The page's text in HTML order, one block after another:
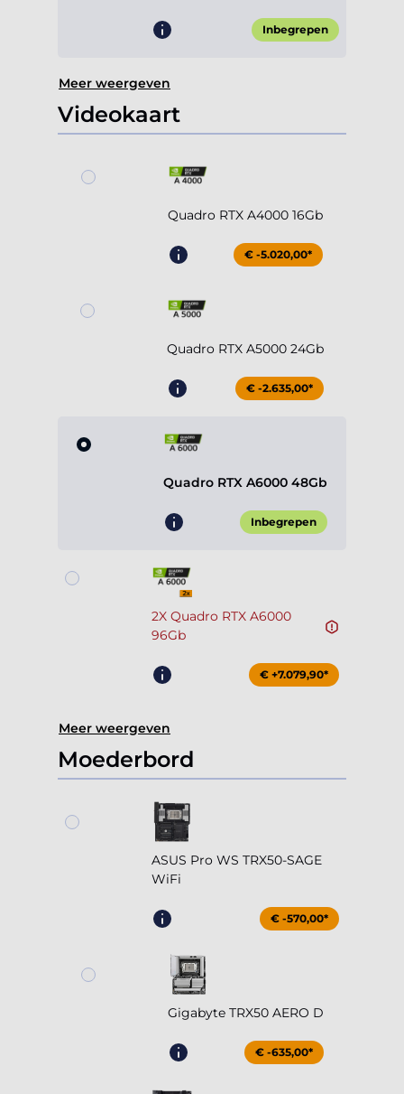
Inbegrepen
Meer weergeven
Videokaart
Quadro RTX A4000 16Gb
€ -5.020,00*
Quadro RTX A5000 24Gb
€ -2.635,00*
Quadro RTX A6000 48Gb
Inbegrepen
2X Quadro RTX A6000
96Gb
€ +7.079,90*
Meer weergeven
Moederbord
ASUS Pro WS TRX50-SAGE
WiFi
€ -570,00*
Gigabyte TRX50 AERO D
€ -635,00*